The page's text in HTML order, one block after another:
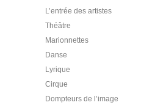
L’entrée des artistes
Théâtre
Marionnettes
Danse
Lyrique
Cirque
Dompteurs de l’image